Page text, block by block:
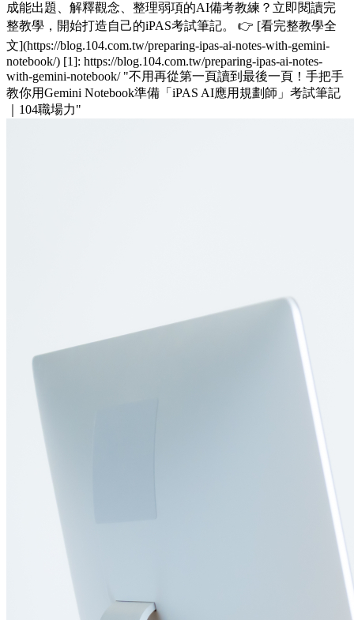
成能出題、解釋觀念、整理弱項的AI備考教練？立即閱讀完
整教學，開始打造自己的iPAS考試筆記。 👉 [看完整教學全
文](https://blog.104.com.tw/preparing-ipas-ai-notes-with-gemini-
notebook/) [1]: https://blog.104.com.tw/preparing-ipas-ai-notes-
with-gemini-notebook/ "不用再從第一頁讀到最後一頁！手把手
教你用Gemini Notebook準備「iPAS AI應用規劃師」考試筆記
｜104職場力"